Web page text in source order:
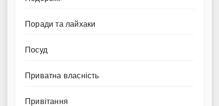
Поради та лайхаки
Посуд
Приватна власність
Привітання